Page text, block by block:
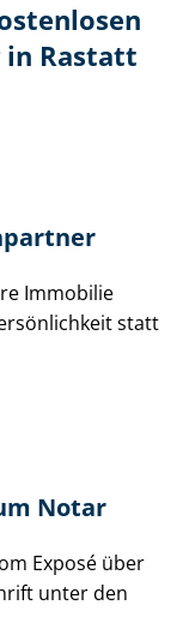
Rastatt
Immobilie
statt
Notar
Exposé über
unter den